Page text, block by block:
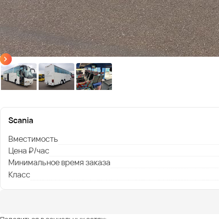
Scania
Вместимость
Цена ₽/час
Минимальное время заказа
Класс